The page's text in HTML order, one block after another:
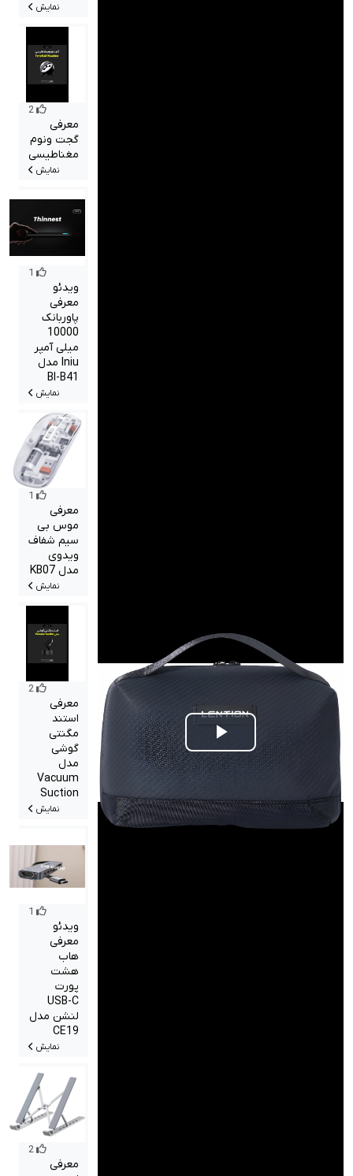
Play
Video
نمایش
2
معرفی
گجت ونوم
مغناطیسی
نمایش
1
ویدئو
معرفی
پاوربانک
10000
میلی آمپر
Iniu مدل
BI-B41
نمایش
1
معرفی
موس بی
سیم شفاف
ویدوی
مدل KB07
نمایش
2
معرفی
استند
مگنتی
گوشی
مدل
Vacuum
Suction
نمایش
1
ویدئو
معرفی
هاب
هشت
پورت
USB-C
لنشن مدل
CE19
نمایش
2
معرفی